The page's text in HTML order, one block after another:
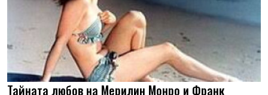
Тайната любов на Мерилин Монро и Франк